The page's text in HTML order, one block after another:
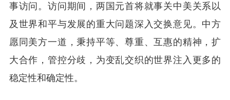
事访问。访问期间，两国元首将就事关中美关系以
及世界和平与发展的重大问题深入交换意见。中方
愿同美方一道，秉持平等、尊重、互惠的精神，扩
大合作，管控分歧，为变乱交织的世界注入更多的
稳定性和确定性。